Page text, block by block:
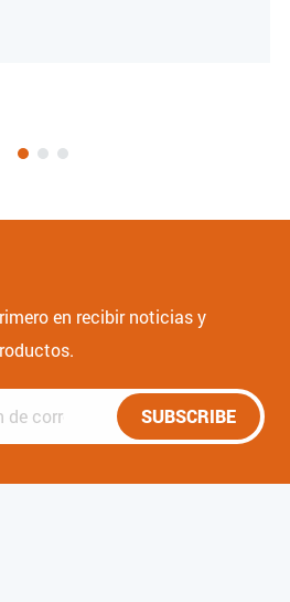
en recibir noticias y
SUBSCRIBE